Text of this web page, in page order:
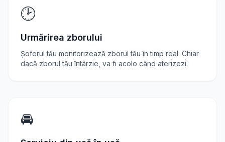
🕑
Urmărirea zborului
Șoferul tău monitorizează zborul tău în timp real. Chiar
dacă zborul tău întârzie, va fi acolo când aterizezi.
🚘